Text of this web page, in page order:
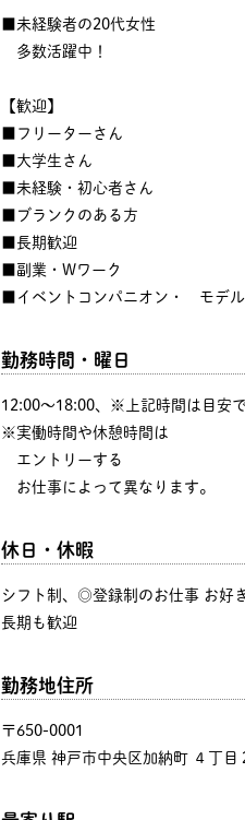
■未経験者の20代女性
多数活躍中！
【歓迎】
■フリーターさん
■大学生さん
■未経験・初心者さん
■ブランクのある方
■長期歓迎
■副業・Wワーク
■イベントコンパニオン・ モデ
勤務時間・曜日
12:00〜18:00、※上記時間は目安で
※実働時間や休憩時間は
エントリーする
お仕事によって異なります。
休日・休暇
シフト制、◎登録制のお仕事 お好
長期も歓迎
勤務地住所
〒650-0001
兵庫県 神戸市中央区加納町 ４丁目